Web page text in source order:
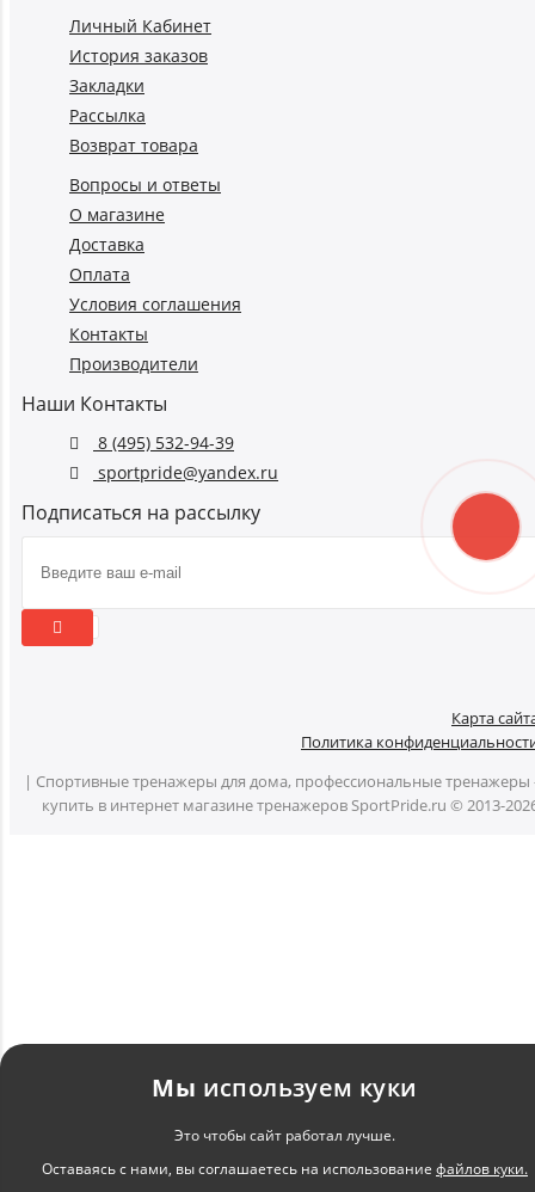
Личный Кабинет
История заказов
Закладки
Рассылка
Возврат товара
Вопросы и ответы
О магазине
Доставка
Оплата
Условия соглашения
Контакты
Производители
Наши Контакты
8 (495) 532-94-39
sportpride@yandex.ru
Подписаться на рассылку
Карта
Политика
| Спортивные тренажеры для дома, профессиональные тренажеры
купить в интернет магазине тренажеров SportPride.ru © 2013-
Мы используем куки
Это чтобы сайт работал лучше.
Оставаясь с нами, вы соглашаетесь на использование файлов куки.